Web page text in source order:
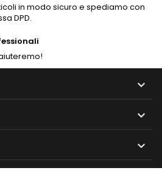
in modo sicuro e spediamo con
DPD.


